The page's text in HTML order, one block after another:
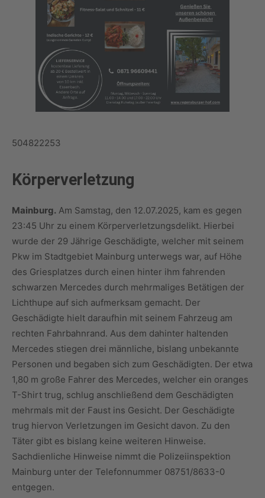
504822253
Körperverletzung
Mainburg. Am Samstag, den 12.07.2025, kam es gegen
23:45 Uhr zu einem Körperverletzungsdelikt. Hierbei
wurde der 29 Jährige Geschädigte, welcher mit seinem
Pkw im Stadtgebiet Mainburg unterwegs war, auf Höhe
des Griesplatzes durch einen hinter ihm fahrenden
schwarzen Mercedes durch mehrmaliges Betätigen der
Lichthupe auf sich aufmerksam gemacht. Der
Geschädigte hielt daraufhin mit seinem Fahrzeug am
rechten Fahrbahnrand. Aus dem dahinter haltenden
Mercedes stiegen drei männliche, bislang unbekannte
Personen und begaben sich zum Geschädigten. Der etwa
1,80 m große Fahrer des Mercedes, welcher ein oranges
T-Shirt trug, schlug anschließend dem Geschädigten
mehrmals mit der Faust ins Gesicht. Der Geschädigte
trug hiervon Verletzungen im Gesicht davon. Zu den
Täter gibt es bislang keine weiteren Hinweise.
Sachdienliche Hinweise nimmt die Polizeiinspektion
Mainburg unter der Telefonnummer 08751/8633-0
entgegen.